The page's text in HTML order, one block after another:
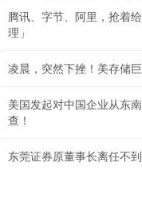
腾讯、字节、阿里，抢着
理」
凌晨，突然下挫！美存储
美国发起对中国企业从东
查！
东莞证券原董事长离任不